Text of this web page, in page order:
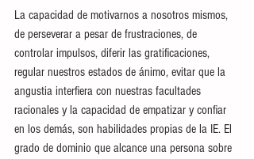
La capacidad de motivarnos a nosotros mismos,
de perseverar a pesar de frustraciones, de
controlar impulsos, diferir las gratificaciones,
regular nuestros estados de ánimo, evitar que la
angustia interfiera con nuestras facultades
racionales y la capacidad de empatizar y confiar
en los demás, son habilidades propias de la IE. El
grado de dominio que alcance una persona sobre